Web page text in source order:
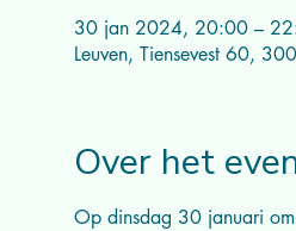
30 jan 2024, 20:00 –
Leuven, Tiensevest 60,
Over het
Op dinsdag 30 januari om